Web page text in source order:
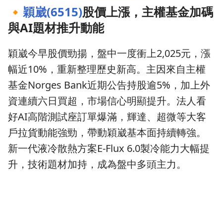
🔸 穎崴(6515)股價上漲，主權基金加碼
與AI題材推升動能
穎崴今早股價勁揚，盤中一度衝上2,025元，漲
幅近10%，重新整理歷史新高。主因來自主權
基金Norges Bank近期公告持股逾5%，加上外
資連續六日買超，市場信心明顯提升。法人看
好AI高階測試座訂單爆滿，輝達、超微等大客
戶拉貨動能強勁，帶動穎崴基本面持續轉強。
新一代液冷散熱方案E-Flux 6.0製冷能力大幅提
升，技術題材加持，成為盤中多頭主力。